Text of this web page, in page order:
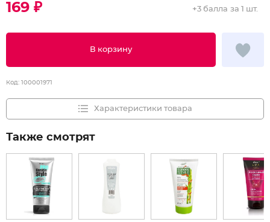
169 ₽
В корзину
+3 балла за 1 шт.
Код: 100001971
Характеристики товара
Также смотрят